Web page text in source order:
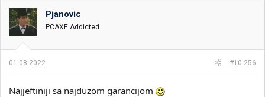
Pjanovic
PCAXE Addicted
01.08.2022. #10.256
Najjeftiniji sa najduzom garancijom